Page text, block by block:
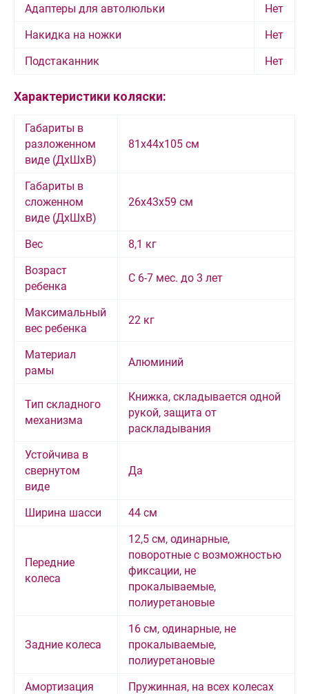
Адаптеры для автолюльки
Нет
Накидка на ножки
Нет
Подстаканник
Нет
Характеристики коляски:
Габариты в
разложенном
виде (ДхШхВ)
81x44x105 см
Габариты в
сложенном
виде (ДхШхВ)
26x43x59 см
Вес
8,1 кг
Возраст
ребенка
С 6-7 мес. до 3 лет
Максимальный
вес ребенка
22 кг
Материал
рамы
Алюминий
Тип складного
механизма
Книжка, складывается одной
рукой, защита от
раскладывания
Устойчива в
свернутом
виде
Да
Ширина шасси 44 см
Передние
колеса
12,5 см, одинарные,
поворотные с возможностью
фиксации, не
прокалываемые,
полиуретановые
Задние колеса
16 см, одинарные, не
прокалываемые,
полиуретановые
Амортизация
Пружинная, на всех колесах